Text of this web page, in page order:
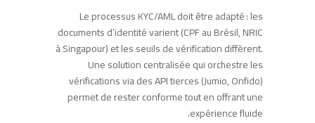
Le processus KYC/AML doit être adapté : les
documents d’identité varient (CPF au Brésil, NRIC
à Singapour) et les seuils de vérification diffèrent.
Une solution centralisée qui orchestre les
vérifications via des API tierces (Jumio, Onfido)
permet de rester conforme tout en offrant une
expérience fluide.